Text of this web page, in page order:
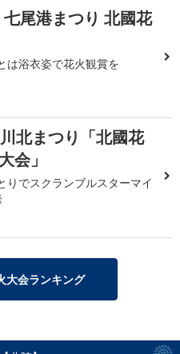
尾港まつり 北國花
は浴衣姿で花火観賞を
北まつり「北國花
会」
りでスクランブルスターマイ
大会ランキング